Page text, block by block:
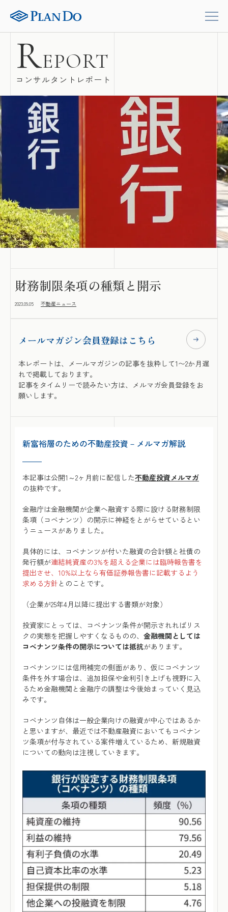
REPORT
コンサルタントレポート
財務制限条項の種類と開示
2023.09.05 不動産ニュース
メールマガジン会員登録はこちら
本レポートは、メールマガジンの記事を抜粋して1〜2か月遅
れで掲載しております。
記事をタイムリーで読みたい方は、メルマガ会員登録をお
願いします。
新富裕層のための不動産投資－メルマガ解説
本記事は公開1～2ヶ月前に配信した不動産投資メルマガ
の抜粋です。
金融庁は金融機関が企業へ融資する際に設ける財務制限
条項（コベナンツ）の開示に神経をとがらせているとい
うニュースがありました。
具体的には、コベナンツが付いた融資の合計額と社債の
発行額が連結純資産の3%を超える企業には臨時報告書を
提出させ、10%以上なら有価証券報告書に記載するよう
求める方針 とのことです。
（企業が25年4月以降に提出する書類が対象）
投資家にとっては、コベナンツ条件が開示されればリス
クの実態を把握しやすくなるものの、 金融機関としては
コベナンツ条件の開示については抵抗があります。
コベナンツには信用補完の側面があり、仮にコベナンツ
条件を外す場合は、追加担保や金利引き上げも視野に入
るため金融機関と金融庁の調整は今後始まっていく見込
みです。
コベナンツ自体は一般企業向けの融資が中心ではあるか
と思いますが、最近では不動産融資においてもコベナン
ツ条項が付与されている案件増えているため、新規融資
についての動向は注視していきます。